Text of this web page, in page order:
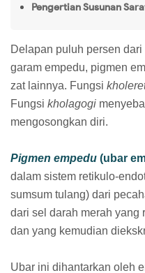
Pengertian Susunan
Delapan puluh persen
garam empedu, pigmen
zat lainnya. Fungsi
Fungsi kholagogi
mengosongkan diri.
Pigmen empedu (ubar
dalam sistem retikulo-
sumsum tulang) dari
dari sel darah merah yang
dan yang kemudian
Ubar ini dihantarkan oleh